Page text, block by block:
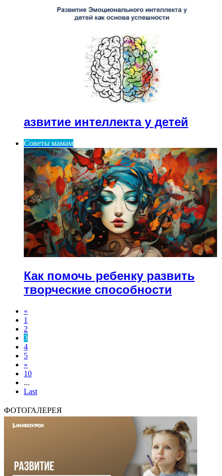
азвитие интеллекта у детей
Советы мамам
Как помочь ребенку развить
творческие способности
«
1
2
3
4
5
»
10
...
Last
ФОТОГАЛЕРЕЯ